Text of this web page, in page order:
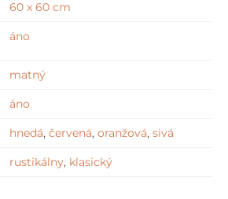
60 x 60 cm
áno
matný
áno
hnedá, červená, oranžová, sivá
rustikálny, klasický